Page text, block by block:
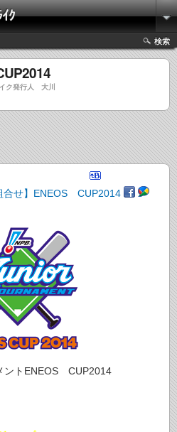
ｸ
検索
ク発行人 大川
ントENEOS CUP2014